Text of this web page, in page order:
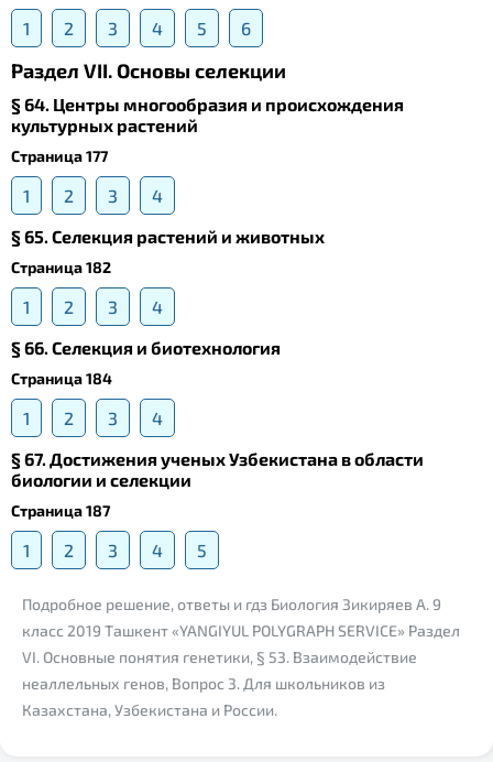
1 2 3 4 5 6
Раздел VII. Основы селекции
§ 64. Центры многообразия и происхождения
культурных растений
Страница 177
1 2 3
4
§ 65. Селекция растений и животных
Страница 182
1 2 3
4
§ 66. Селекция и биотехнология
Страница 184
1 2 3
4
§ 67. Достижения ученых Узбекистана в области
биологии и селекции
Страница 187
1 2 3 4 5
Подробное решение, ответы и гдз Биология Зикиряев А. 9
класс 2019 Ташкент «YANGIYUL POLYGRAPH SERVICE» Раздел
VI. Основные понятия генетики, § 53. Взаимодействие
неаллельных генов, Вопрос 3. Для школьников из
Казахстана, Узбекистана и России.